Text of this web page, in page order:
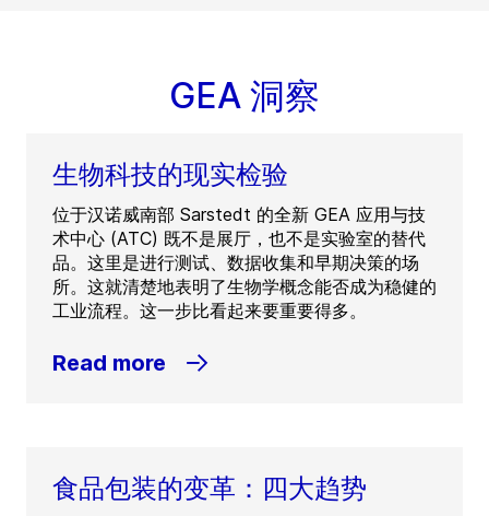
GEA 洞察
生物科技的现实检验
位于汉诺威南部 Sarstedt 的全新 GEA 应用与技
术中心 (ATC) 既不是展厅，也不是实验室的替代
品。这里是进行测试、数据收集和早期决策的场
所。这就清楚地表明了生物学概念能否成为稳健的
工业流程。这一步比看起来要重要得多。
Read more
食品包装的变革：四大趋势